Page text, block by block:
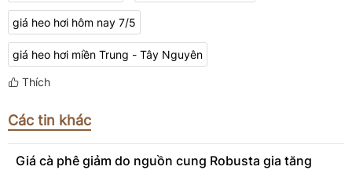
giá heo hơi hôm nay 7/5
giá heo hơi miền Trung - Tây Nguyên
Thích
Các tin khác
Giá cà phê giảm do nguồn cung Robusta gia tăng